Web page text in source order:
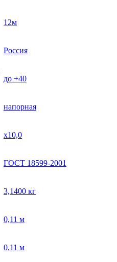
12м
Россия
до +40
напорная
х10,0
ГОСТ 18599-2001
3,1400 кг
0,11 м
0,11 м